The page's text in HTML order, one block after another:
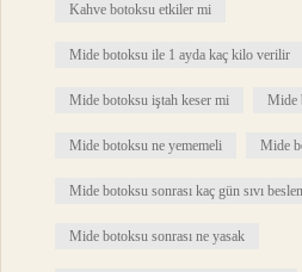
Kahve botoksu etkiler mi
Mide botoksu ile 1 ayda kaç kilo verilir
Mide botoksu iştah keser mi Mide
Mide botoksu ne yememeli Mide
Mide botoksu sonrası kaç gün sıvı
Mide botoksu sonrası ne yasak